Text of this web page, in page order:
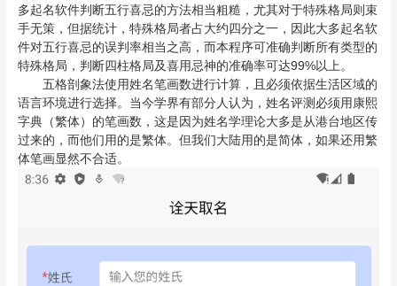
多起名软件判断五行喜忌的方法相当粗糙，尤其对于特殊格局则束
手无策，但据统计，特殊格局者占大约四分之一，因此大多起名软
件对五行喜忌的误判率相当之高，而本程序可准确判断所有类型的
特殊格局，判断四柱格局及喜用忌神的准确率可达99%以上。
五格剖象法使用姓名笔画数进行计算，且必须依据生活区域的
语言环境进行选择。当今学界有部分人认为，姓名评测必须用康熙
字典（繁体）的笔画数，这是因为姓名学理论大多是从港台地区传
过来的，而他们用的是繁体。但我们大陆用的是简体，如果还用繁
体笔画显然不合适。